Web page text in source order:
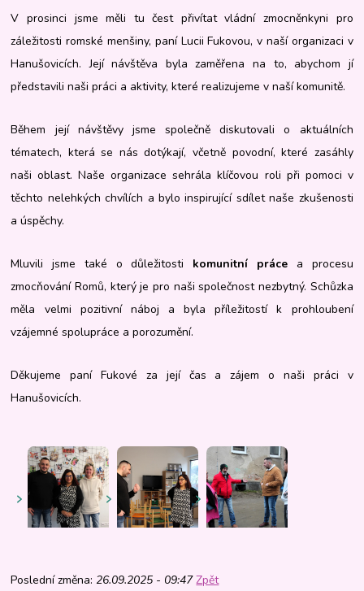
V prosinci jsme měli tu čest přivítat vládní zmocněnkyni pro
záležitosti romské menšiny, paní Lucii Fukovou, v naší organizaci v
Hanušovicích. Její návštěva byla zaměřena na to, abychom jí
představili naši práci a aktivity, které realizujeme v naší komunitě.
Během její návštěvy jsme společně diskutovali o aktuálních
tématech, která se nás dotýkají, včetně povodní, které zasáhly
naši oblast. Naše organizace sehrála klíčovou roli při pomoci v
těchto nelehkých chvílích a bylo inspirující sdílet naše zkušenosti
a úspěchy.
Mluvili jsme také o důležitosti komunitní práce a procesu
zmocňování Romů, který je pro naši společnost nezbytný. Schůzka
měla velmi pozitivní náboj a byla příležitostí k prohloubení
vzájemné spolupráce a porozumění.
Děkujeme paní Fukové za její čas a zájem o naši práci v
Hanušovicích.
Poslední změna: 26.09.2025 - 09:47 Zpět